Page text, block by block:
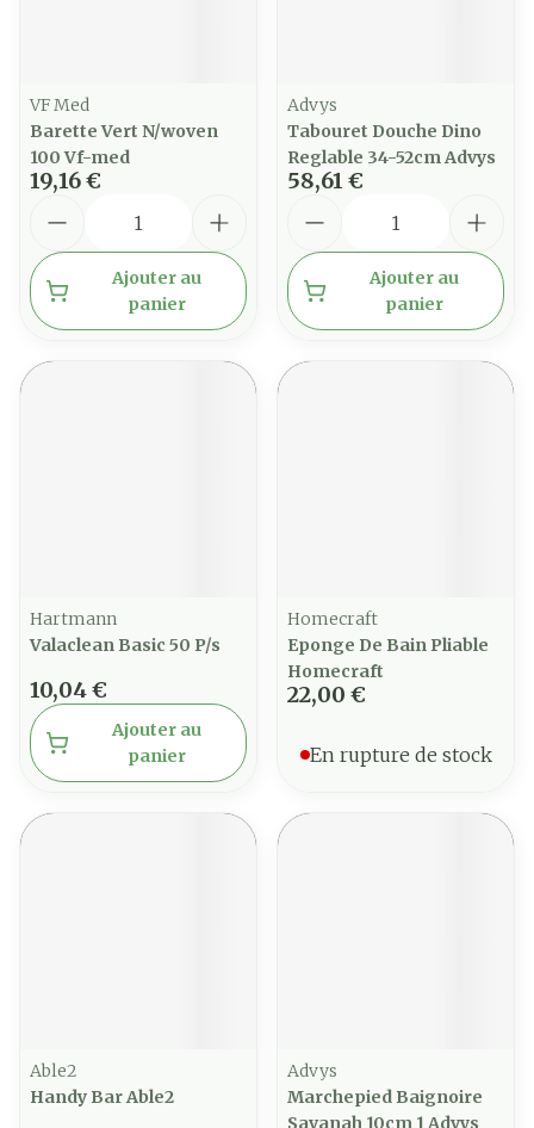
VF Med
Barette Vert N/woven
100 Vf-med
19,16 €
Ajouter au
panier
Advys
Tabouret Douche Dino
Reglable 34-52cm Advys
58,61 €
Ajouter au
panier
Hartmann
Valaclean Basic 50 P/s
10,04 €
Ajouter au
panier
Homecraft
Eponge De Bain Pliable
Homecraft
22,00 €
En rupture de stock
Able2
Handy Bar Able2
Advys
Marchepied Baignoire
Savanah 10cm 1 Advys